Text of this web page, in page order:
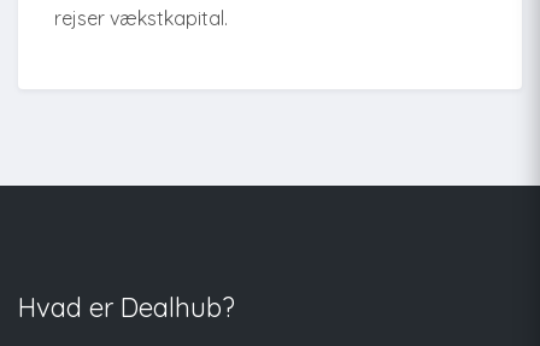
rejser vækstkapital.
Hvad er Dealhub?